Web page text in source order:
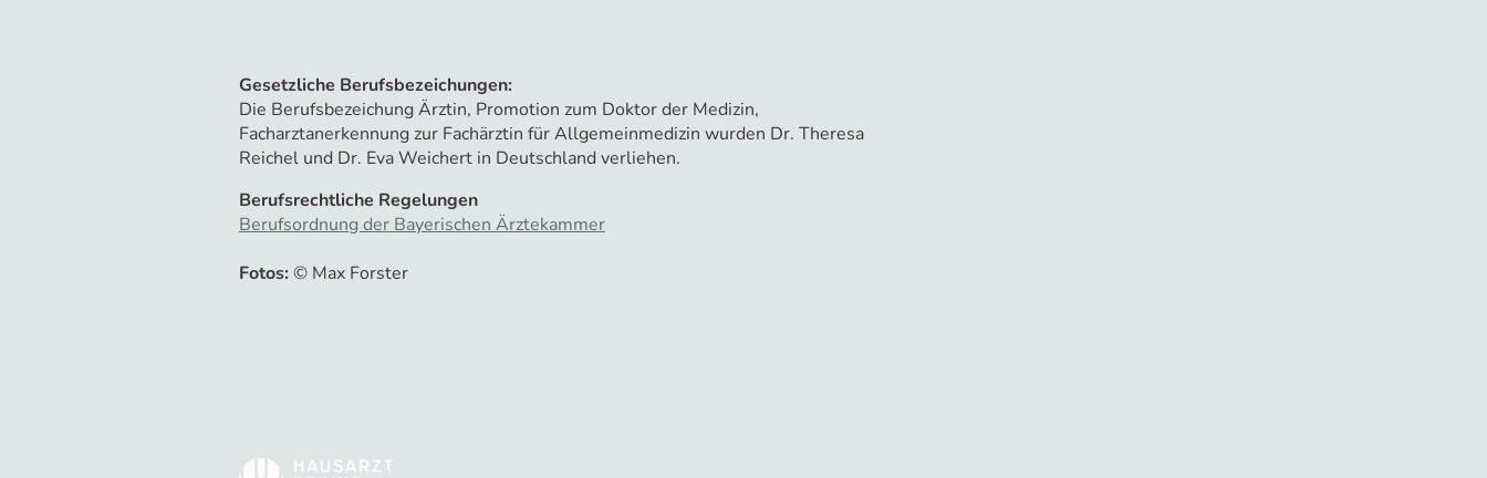
Gesetzliche Berufsbezeichungen:
Die Berufsbezeichung Ärztin, Promotion zum Doktor der Medizin,
Facharztanerkennung zur Fachärztin für Allgemeinmedizin wurden Dr. Theresa
Reichel und Dr. Eva Weichert in Deutschland verliehen.
Berufsrechtliche Regelungen
Berufsordnung der Bayerischen Ärztekammer
Fotos: © Max Forster